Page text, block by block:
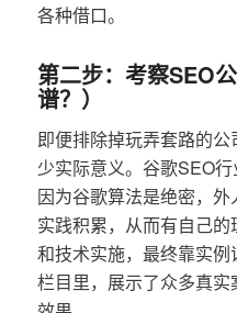
各种借口。
第二步：考察SEO
谱？）
即便排除掉玩弄套路的
少实际意义。谷歌SEO行
因为谷歌算法是绝密，
实践积累，从而有自己
和技术实施，最终靠实
栏目里，展示了众多真